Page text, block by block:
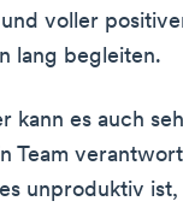
voller
lang begleiten.
kann es auch
Team
unproduktiv